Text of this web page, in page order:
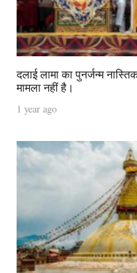
दलाई लामा का पुनर्जन्म
मामला नहीं है।
1 year ago